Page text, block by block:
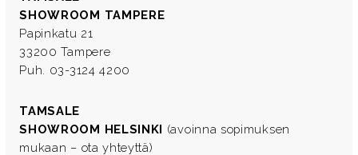
SHOWROOM TAMPERE
Papinkatu 21
33200 Tampere
Puh. 03-3124 4200
TAMSALE
SHOWROOM HELSINKI (avoinna sopimuksen
mukaan – ota yhteyttä)